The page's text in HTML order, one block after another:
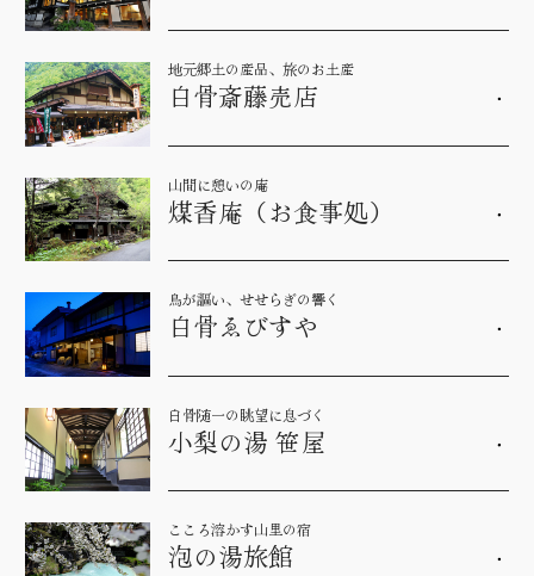
地元郷土の産品、旅のお土産
白骨斎藤売店
山間に憩いの庵
煤香庵（お食事処）
鳥が謳い、せせらぎの響く
白骨ゑびすや
白骨随一の眺望に息づく
小梨の湯 笹屋
こころ溶かす山里の宿
泡の湯旅館